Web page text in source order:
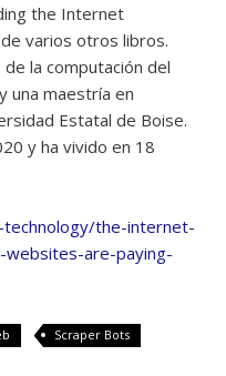
the Internet
varios otros libros.
de la computación del
una maestría en
Estatal de Boise.
y ha vivido en 18
the-internet-
are-paying-
Scraper Bots